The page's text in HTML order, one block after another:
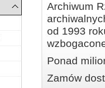
Archiwum
od 1993
Ponad
Zamów